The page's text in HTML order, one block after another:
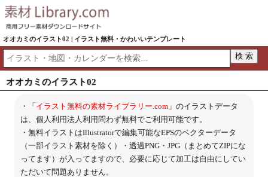
オオカミのイラスト02 | イラスト無料・かわいいテンプレート
オオカミのイラスト02
・「イラスト無料の素材ライブラリー.com」のイラストデータ
は、個人利用法人利用問わず無料でご利用可能です。
・無料イラストはIllustratorで編集可能なEPSのベクターデータ
（一部イラスト素材を除く）・透過PNG・JPG（まとめてZIPにな
ってます）が入ってますので、必要に応じて加工は自由にしてい
ただいて問題ありません。